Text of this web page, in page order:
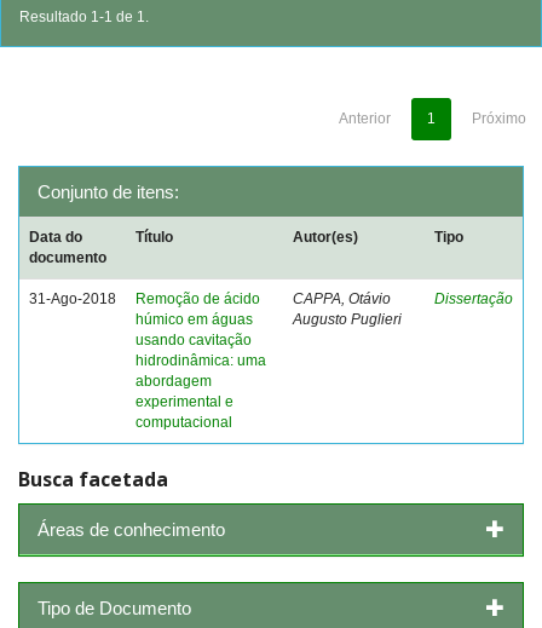
Resultado 1-1 de 1.
Anterior 1 Próximo
Conjunto de itens:
Data do
documento
Título Autor(es) Tipo
31-Ago-2018
Remoção de ácido
húmico em águas
usando cavitação
hidrodinâmica: uma
abordagem
experimental e
computacional
CAPPA, Otávio
Augusto Puglieri
Dissertação
Busca facetada
Áreas de conhecimento
Tipo de Documento